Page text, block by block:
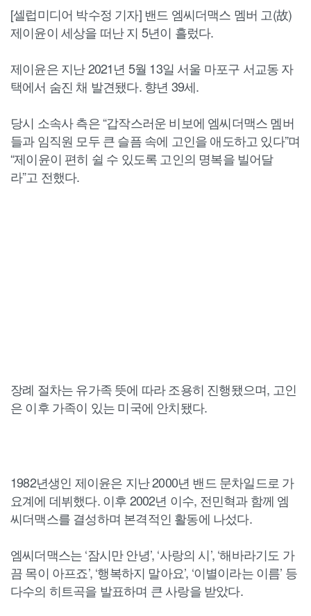
[셀럽미디어 박수정 기자] 밴드 엠씨더맥스 멤버 고(故)
제이윤이 세상을 떠난 지 5년이 흘렀다.
제이윤은 지난 2021년 5월 13일 서울 마포구 서교동 자
택에서 숨진 채 발견됐다. 향년 39세.
당시 소속사 측은 “갑작스러운 비보에 엠씨더맥스 멤버
들과 임직원 모두 큰 슬픔 속에 고인을 애도하고 있다”며
“제이윤이 편히 쉴 수 있도록 고인의 명복을 빌어달
라”고 전했다.
장례 절차는 유가족 뜻에 따라 조용히 진행됐으며, 고인
은 이후 가족이 있는 미국에 안치됐다.
1982년생인 제이윤은 지난 2000년 밴드 문차일드로 가
요계에 데뷔했다. 이후 2002년 이수, 전민혁과 함께 엠
씨더맥스를 결성하며 본격적인 활동에 나섰다.
엠씨더맥스는 ‘잠시만 안녕’, ‘사랑의 시’, ‘해바라기도 가
끔 목이 아프죠’, ‘행복하지 말아요’, ‘이별이라는 이름’ 등
다수의 히트곡을 발표하며 큰 사랑을 받았다.